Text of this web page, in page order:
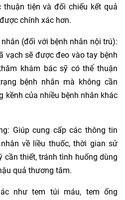
tiện và đối chiếu kết quả
chính xác hơn.
(đối với bệnh nhân nội trú):
vạch sẽ được đeo vào tay bệnh
khám bác sỹ có thể thuận
bệnh nhân mà không cần
kềnh của nhiều bệnh nhân khác
Giúp cung cấp các thông tin
về liều thuốc, thời gian sử
cần thiết, tránh tình huống dùng
quả thương tâm.
như tem túi máu, tem ống